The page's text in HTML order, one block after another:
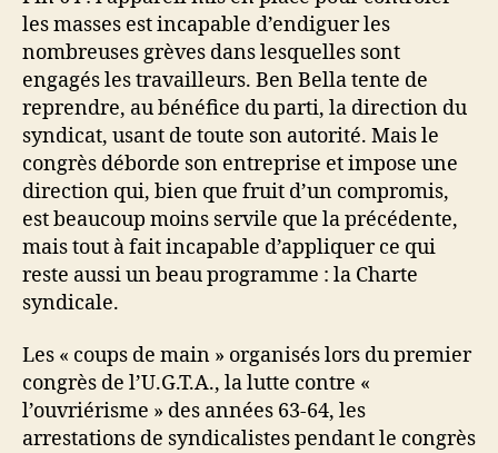
les masses est incapable d’endiguer les
nombreuses grèves dans lesquelles sont
engagés les travailleurs. Ben Bella tente de
reprendre, au bénéfice du parti, la direction du
syndicat, usant de toute son autorité. Mais le
congrès déborde son entreprise et impose une
direction qui, bien que fruit d’un compromis,
est beaucoup moins servile que la précédente,
mais tout à fait incapable d’appliquer ce qui
reste aussi un beau programme : la Charte
syndicale.
Les « coups de main » organisés lors du premier
congrès de l’U.G.T.A., la lutte contre «
l’ouvriérisme » des années 63-64, les
arrestations de syndicalistes pendant le congrès